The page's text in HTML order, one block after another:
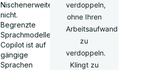
Nischenerweiterungen
nicht.
Begrenzte
Sprachmodelle:
Copilot ist auf
gängige
Sprachen
verdoppeln,
ohne Ihren
Arbeitsaufwand
zu
verdoppeln.
Klingt zu